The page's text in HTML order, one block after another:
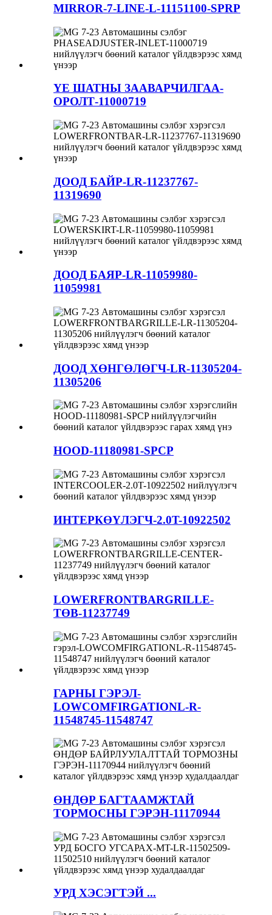
MIRROR-7-LINE-L-11151100-SPRP
ҮЕ ШАТНЫ ЗААВАРЧИЛГАА-
ОРОЛТ-11000719
ДООД БАЙР-LR-11237767-
11319690
ДООД БАЯР-LR-11059980-
11059981
ДООД ХӨНГӨЛӨГЧ-LR-11305204-
11305206
HOOD-11180981-SPCP
ИНТЕРКӨҮЛЭГЧ-2.0T-10922502
LOWERFRONTBARGRILLE-
ТӨВ-11237749
ГАРНЫ ГЭРЭЛ-
LOWCOMFIRGATIONL-R-
11548745-11548747
ӨНДӨР БАГТААМЖТАЙ
ТОРМОСНЫ ГЭРЭН-11170944
УРД ХЭСЭГТЭЙ ...